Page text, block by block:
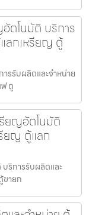
ตโนมัติ บริการ
ลกเหรียญ ตู้
รรับผลิตและจำหน่าย
ตู
ยญ​​​อัตโนมัติ
ยญ ตู้แลก
ริการรับผลิตและ
ขายก